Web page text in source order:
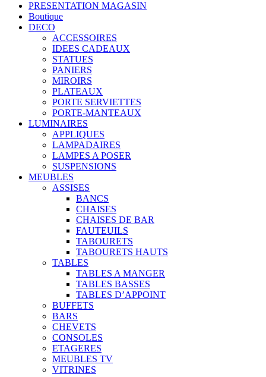
PRESENTATION MAGASIN
Boutique
DECO
ACCESSOIRES
IDEES CADEAUX
STATUES
PANIERS
MIROIRS
PLATEAUX
PORTE SERVIETTES
PORTE-MANTEAUX
LUMINAIRES
APPLIQUES
LAMPADAIRES
LAMPES A POSER
SUSPENSIONS
MEUBLES
ASSISES
BANCS
CHAISES
CHAISES DE BAR
FAUTEUILS
TABOURETS
TABOURETS HAUTS
TABLES
TABLES A MANGER
TABLES BASSES
TABLES D’APPOINT
BUFFETS
BARS
CHEVETS
CONSOLES
ETAGERES
MEUBLES TV
VITRINES